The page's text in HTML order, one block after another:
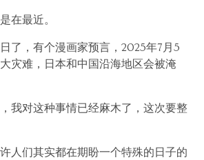
在最近。
了，有个漫画家预言，2025年7月5
灾难，日本和中国沿海地区会被淹
我对这种事情已经麻木了，这次要整
人们其实都在期盼一个特殊的日子的